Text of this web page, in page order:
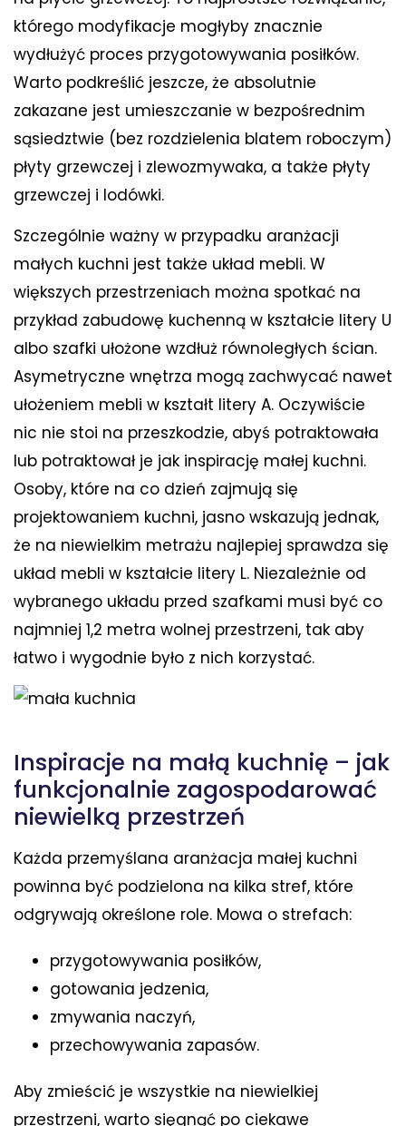
którego modyfikacje mogłyby znacznie
wydłużyć proces przygotowywania posiłków.
Warto podkreślić jeszcze, że absolutnie
zakazane jest umieszczanie w bezpośrednim
sąsiedztwie (bez rozdzielenia blatem roboczym)
płyty grzewczej i zlewozmywaka, a także płyty
grzewczej i lodówki.
Szczególnie ważny w przypadku aranżacji
małych kuchni jest także układ mebli. W
większych przestrzeniach można spotkać na
przykład zabudowę kuchenną w kształcie litery U
albo szafki ułożone wzdłuż równoległych ścian.
Asymetryczne wnętrza mogą zachwycać nawet
ułożeniem mebli w kształt litery A. Oczywiście
nic nie stoi na przeszkodzie, abyś potraktowała
lub potraktował je jak inspirację małej kuchni.
Osoby, które na co dzień zajmują się
projektowaniem kuchni, jasno wskazują jednak,
że na niewielkim metrażu najlepiej sprawdza się
układ mebli w kształcie litery L. Niezależnie od
wybranego układu przed szafkami musi być co
najmniej 1,2 metra wolnej przestrzeni, tak aby
łatwo i wygodnie było z nich korzystać.
Inspiracje na małą kuchnię – jak
funkcjonalnie zagospodarować
niewielką przestrzeń
Każda przemyślana aranżacja małej kuchni
powinna być podzielona na kilka stref, które
odgrywają określone role. Mowa o strefach:
przygotowywania posiłków,
gotowania jedzenia,
zmywania naczyń,
przechowywania zapasów.
Aby zmieścić je wszystkie na niewielkiej
przestrzeni, warto sięgnąć po ciekawe